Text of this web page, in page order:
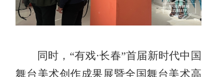
同时，“有戏·长春”首届新时代中国
舞台美术创作成果展暨全国舞台美术高